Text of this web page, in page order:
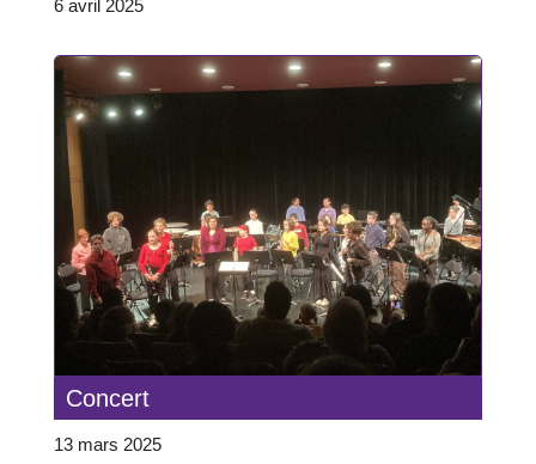
6 avril 2025
Concert
13 mars 2025